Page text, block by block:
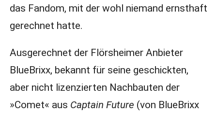
das Fandom, mit der wohl niemand ernsthaft
gerechnet hatte.
Ausgerechnet der Flörsheimer Anbieter
BlueBrixx, bekannt für seine geschickten,
aber nicht lizenzierten Nachbauten der
»Comet« aus Captain Future (von BlueBrixx